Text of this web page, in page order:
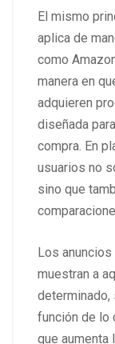
El mismo
aplica de
como
manera en
adquieren
diseñada
compra. En
usuarios no
sino que
Los
muestran a
determinado,
función de lo
que aumenta